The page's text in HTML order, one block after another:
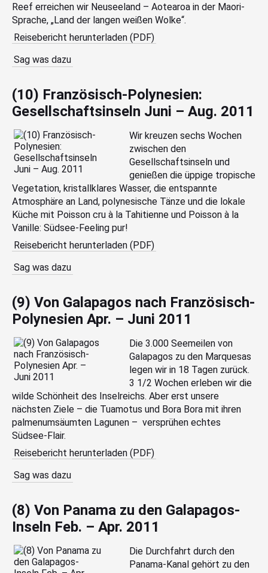
Reef erreichen wir Neuseeland – Aotearoa in der Maori-
Sprache, „Land der langen weißen Wolke“.
Reisebericht herunterladen (PDF)
Sag was dazu
(10) Französisch-Polynesien:
Gesellschaftsinseln Juni – Aug. 2011
Wir kreuzen sechs Wochen
zwischen den
Gesellschaftsinseln und
genießen die üppige tropische
Vegetation, kristallklares Wasser, die entspannte
Atmosphäre an Land, polynesische Tänze und die lokale
Küche mit Poisson cru à la Tahitienne und Poisson à la
Vanille: Südsee-Feeling pur!
Reisebericht herunterladen (PDF)
Sag was dazu
(9) Von Galapagos nach Französisch-
Polynesien Apr. – Juni 2011
Die 3.000 Seemeilen von
Galapagos zu den Marquesas
legen wir in 18 Tagen zurück.
3 1/2 Wochen erleben wir die
wilde Schönheit des Inselreichs. Aber erst unsere
nächsten Ziele – die Tuamotus und Bora Bora mit ihren
palmenumsäumten Lagunen – versprühen echtes
Südsee-Flair.
Reisebericht herunterladen (PDF)
Sag was dazu
(8) Von Panama zu den Galapagos-
Inseln Feb. – Apr. 2011
Die Durchfahrt durch den
Panama-Kanal gehört zu den